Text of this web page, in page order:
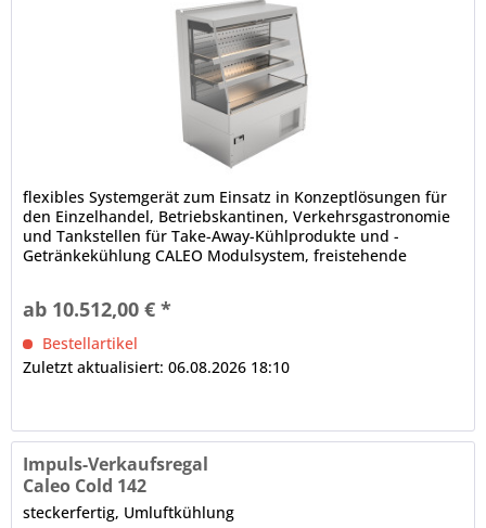
flexibles Systemgerät zum Einsatz in Konzeptlösungen für
den Einzelhandel, Betriebskantinen, Verkehrsgastronomie
und Tankstellen für Take-Away-Kühlprodukte und -
Getränkekühlung CALEO Modulsystem, freistehende
der Decke und 1 x je Etage) dicht verschweißte
Innenwanne...
ab 10.512,00 € *
Bestellartikel
Zuletzt aktualisiert: 06.08.2026 18:10
Impuls-Verkaufsregal
Caleo Cold 142
steckerfertig, Umluftkühlung